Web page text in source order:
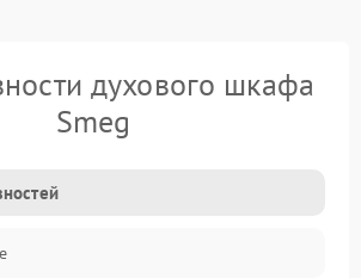
духового шкафа
Smeg